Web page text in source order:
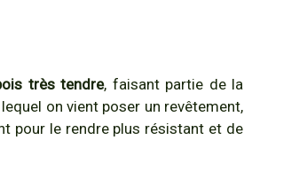
très tendre, faisant partie de la
on vient poser un revêtement,
pour le rendre plus résistant et de